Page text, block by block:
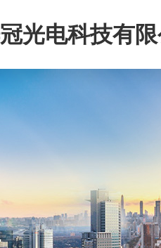
光电科技有